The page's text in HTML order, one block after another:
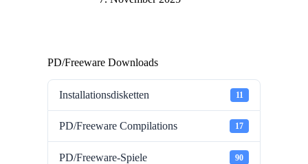
PD/Freeware Downloads
Installationsdisketten 11
PD/Freeware Compilations 17
PD/Freeware-Spiele 90